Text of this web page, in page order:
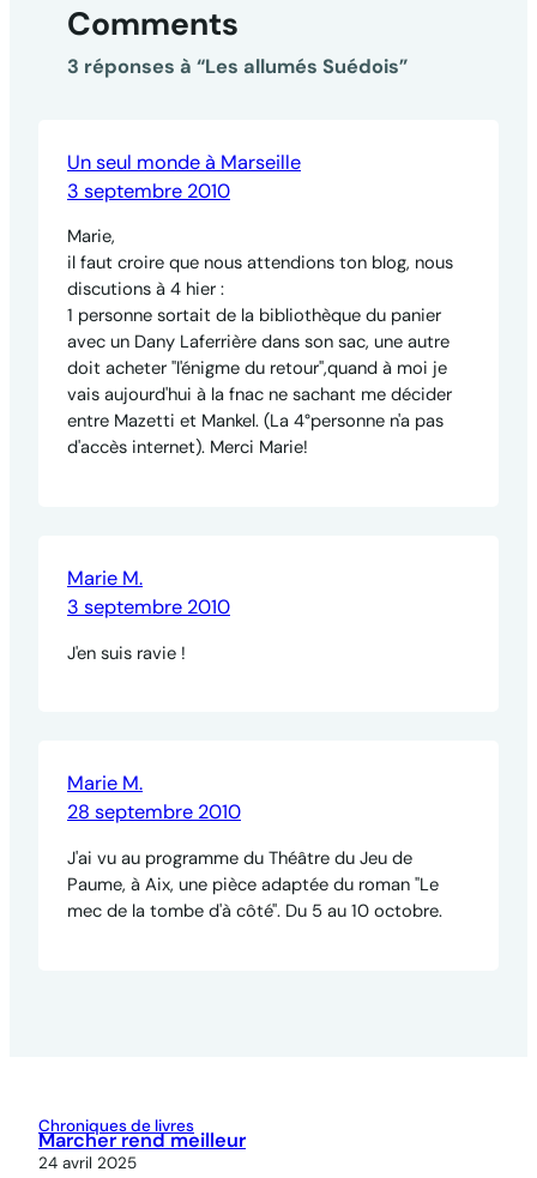
Comments
3 réponses à “Les allumés Suédois”
Un seul monde à Marseille
3 septembre 2010
Marie,
il faut croire que nous attendions ton blog, nous
discutions à 4 hier :
1 personne sortait de la bibliothèque du panier
avec un Dany Laferrière dans son sac, une autre
doit acheter "l'énigme du retour",quand à moi je
vais aujourd'hui à la fnac ne sachant me décider
entre Mazetti et Mankel. (La 4°personne n'a pas
d'accès internet). Merci Marie!
Marie M.
3 septembre 2010
J'en suis ravie !
Marie M.
28 septembre 2010
J'ai vu au programme du Théâtre du Jeu de
Paume, à Aix, une pièce adaptée du roman "Le
mec de la tombe d'à côté". Du 5 au 10 octobre.
Chroniques de livres
Marcher rend meilleur
24 avril 2025